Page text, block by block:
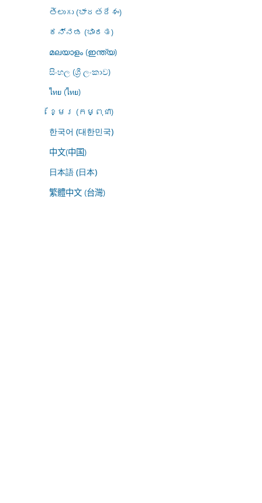
తెలుగు (భారతదేశం)
ಕನ್ನಡ (ಭಾರತ)
മലയാളം (ഇന്ത്യ)
සිංහල (ශ්‍රී ලංකාව)
ไทย (ไทย)
ខ្មែរ (កម្ពុជា)
한국어 (대한민국)
中文(中国)
日本語 (日本)
繁體中文 (台灣)